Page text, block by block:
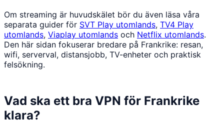
Om streaming är huvudskälet bör du även läsa våra
separata guider för SVT Play utomlands, TV4 Play
utomlands, Viaplay utomlands och Netflix utomlands.
Den här sidan fokuserar bredare på Frankrike: resan,
wifi, serverval, distansjobb, TV-enheter och praktisk
felsökning.
Vad ska ett bra VPN för Frankrike
klara?